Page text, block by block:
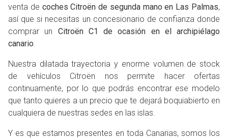
venta de coches Citroën de segunda mano en Las Palmas,
así que si necesitas un concesionario de confianza donde
comprar un Citroën C1 de ocasión en el archipiélago
canario.
Nuestra dilatada trayectoria y enorme volumen de stock
de vehículos Citroën nos permite hacer ofertas
continuamente, por lo que podrás encontrar ese modelo
que tanto quieres a un precio que te dejará boquiabierto en
cualquiera de nuestras sedes en las islas.
Y es que estamos presentes en toda Canarias, somos los